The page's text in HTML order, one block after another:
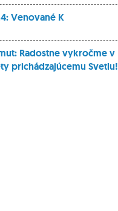
Venované K
Radostne vykročme v
prichádzajúcemu Svetlu!